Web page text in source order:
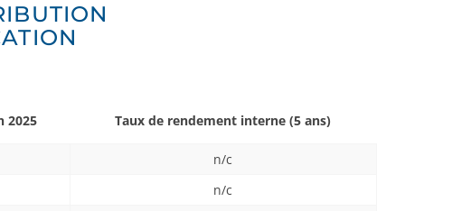
2025 Taux de rendement interne (5 ans)
n/c
n/c